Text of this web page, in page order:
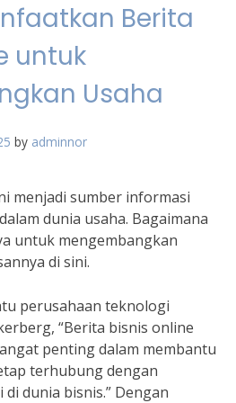
Berita
untuk
Usaha
by adminnor
menjadi sumber informasi
dunia usaha. Bagaimana
untuk mengembangkan
di sini.
perusahaan teknologi
“Berita bisnis online
penting dalam membantu
terhubung dengan
dunia bisnis.” Dengan